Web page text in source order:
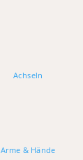
Achseln
Arme & Hände